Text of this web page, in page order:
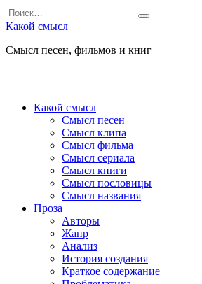
Перейти
к
Search
for:
Какой смысл
Смысл песен, фильмов и книг
Какой смысл
Смысл песен
Смысл клипа
Смысл фильма
Смысл сериала
Смысл книги
Смысл пословицы
Смысл названия
Проза
Авторы
Жанр
Анализ
История создания
Краткое содержание